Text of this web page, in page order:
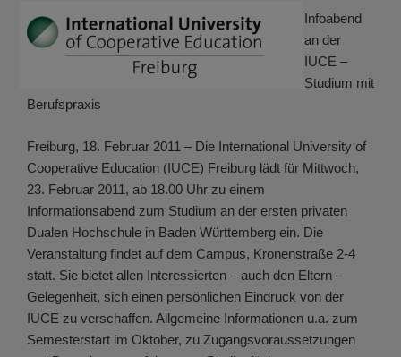
Infoabend
an der
IUCE –
Studium mit
Berufspraxis
Freiburg, 18. Februar 2011 – Die International University of
Cooperative Education (IUCE) Freiburg lädt für Mittwoch,
23. Februar 2011, ab 18.00 Uhr zu einem
Informationsabend zum Studium an der ersten privaten
Dualen Hochschule in Baden Württemberg ein. Die
Veranstaltung findet auf dem Campus, Kronenstraße 2-4
statt. Sie bietet allen Interessierten – auch den Eltern –
Gelegenheit, sich einen persönlichen Eindruck von der
IUCE zu verschaffen. Allgemeine Informationen u.a. zum
Semesterstart im Oktober, zu Zugangsvoraussetzungen